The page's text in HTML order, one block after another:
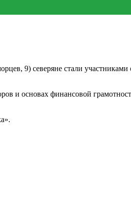
9) северяне стали
и основах финансовой